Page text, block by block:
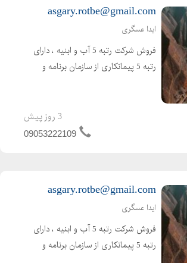
asgary.rotbe@gmail.com
ایدا عسگری
فروش شرکت رتبه 5 آب و ابنیه ، دارای
رتبه 5 پیمانکاری از سازمان برنامه و
3 روز پیش
09053222109
asgary.rotbe@gmail.com
ایدا عسگری
فروش شرکت رتبه 5 آب و ابنیه ، دارای
رتبه 5 پیمانکاری از سازمان برنامه و